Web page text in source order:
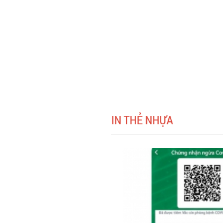
IN THẺ NHỰA